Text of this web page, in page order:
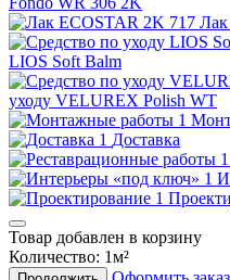
LIOS Soft Balm
уходу VELUREX Polish WT
Доставка
Товар добавлен в корзину
Количество: 1м²